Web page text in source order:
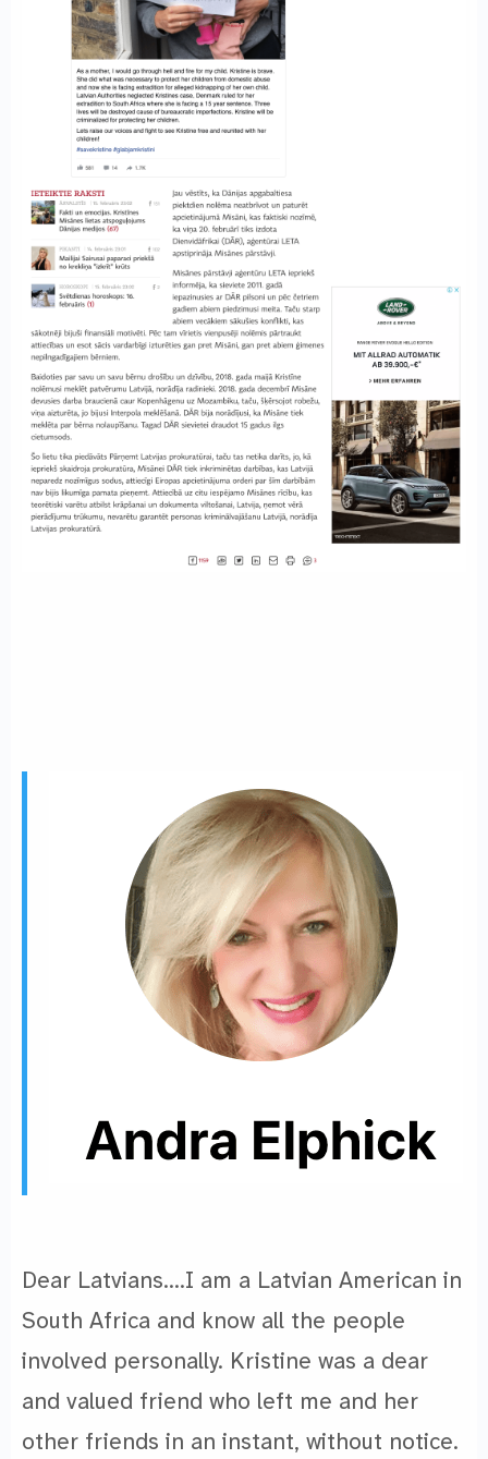
Dear Latvians….I am a Latvian American in
South Africa and know all the people
involved personally. Kristine was a dear
and valued friend who left me and her
other friends in an instant, without notice.